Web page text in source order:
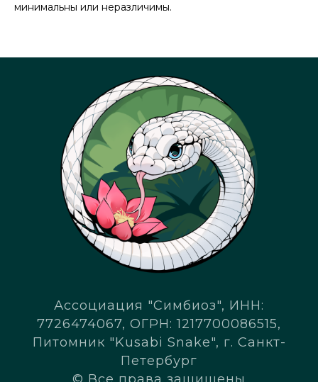
минимальны или неразличимы.
Ассоциация "Симбиоз", ИНН:
7726474067, ОГРН: 1217700086515,
Питомник "Kusabi Snake", г. Санкт-
Петербург